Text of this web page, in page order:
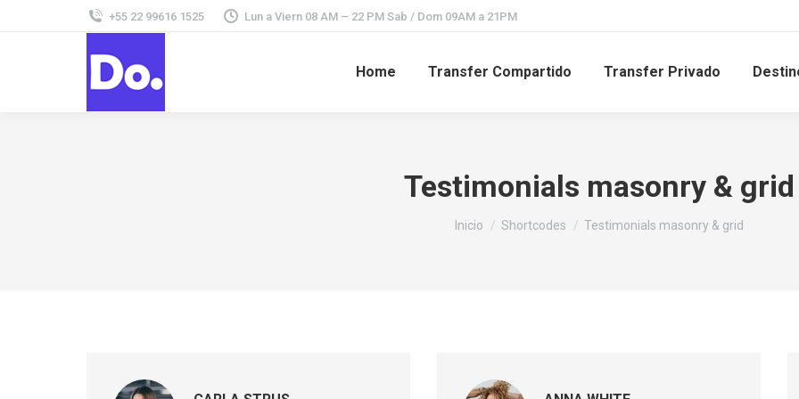
+55 22 99616 1525 Lun a Viern 08 AM – 22 PM Sab / Dom 09AM a 21PM
Home Transfer Compartido Transfer Privado
Testimonials masonry & grid
Estás aquí:
Inicio Shortcodes Testimonials masonry & grid